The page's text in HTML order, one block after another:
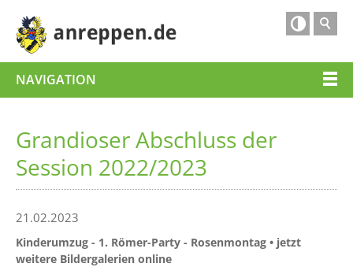

NAVIGATION
Grandioser Abschluss der
Session 2022/2023
21.02.2023
Kinderumzug - 1. Römer-Party - Rosenmontag • jetzt
weitere Bildergalerien online